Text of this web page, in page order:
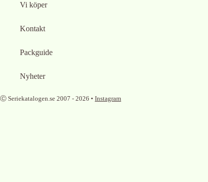
Vi köper
Kontakt
Packguide
Nyheter
Ⓒ Seriekatalogen.se 2007 - 2026 • Instagram